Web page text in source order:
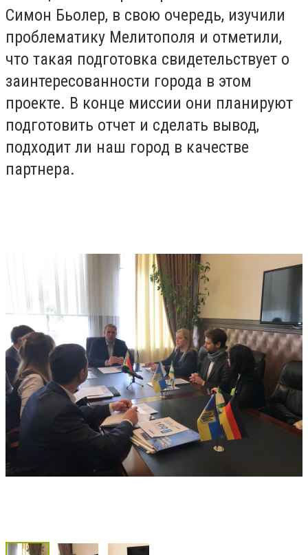
Симон Бьолер, в свою очередь, изучили
проблематику Мелитополя и отметили,
что такая подготовка свидетельствует о
заинтересованности города в этом
проекте. В конце миссии они планируют
подготовить отчет и сделать вывод,
подходит ли наш город в качестве
партнера.